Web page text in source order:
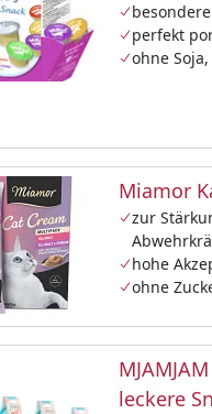
perfekt
ohne
Miamor
zur
hohe
ohne
leckere